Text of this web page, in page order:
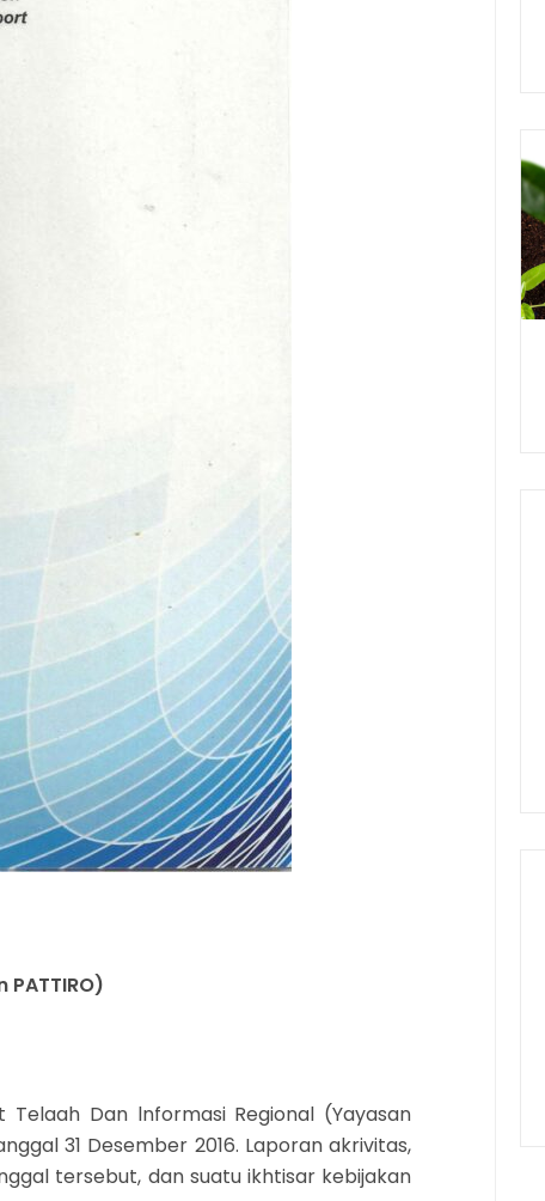
Dan lnformasi Regional (Yayasan
31 Desember 2016. Laporan akrivitas,
tersebut, dan suatu ikhtisar kebijakan